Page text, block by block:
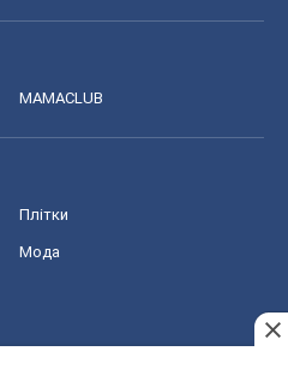
MAMACLUB
Плітки
Мода